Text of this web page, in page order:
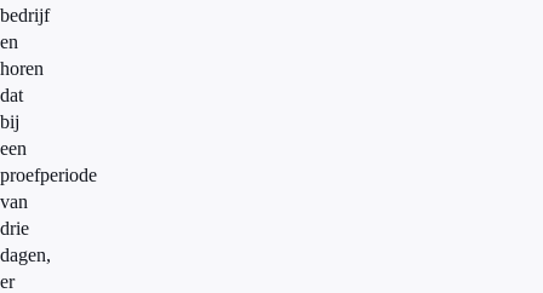
bedrijf
en
horen
dat
bij
een
proefperiode
van
drie
dagen,
er